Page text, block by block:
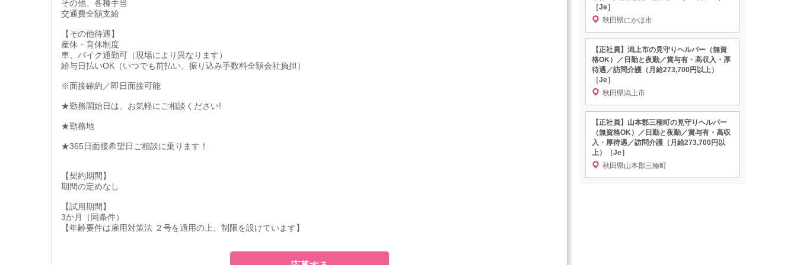
その他、各種手当
交通費全額支給
【その他待遇】
産休・育休制度
車、バイク通勤可（現場により異なります）
給与日払いOK（いつでも前払い、振り込み手数料全額会社負担）
※面接確約／即日面接可能
★勤務開始日は、お気軽にご相談ください!
★勤務地
★365日面接希望日ご相談に乗ります！
【契約期間】
期間の定めなし
【試用期間】
3か月（同条件）
【年齢要件は雇用対策法 ２号を適用の上、制限を設けています】
［Je］
秋田県にかほ市
【正社員】潟上市の見守りヘルパー（無資
格OK）／日勤と夜勤／賞与有・高収入・厚
待遇／訪問介護（月給273,700円以上）
［Je］
秋田県潟上市
【正社員】山本郡三種町の見守りヘルパー
（無資格OK）／日勤と夜勤／賞与有・高収
入・厚待遇／訪問介護（月給273,700円以
上）［Je］
秋田県山本郡三種町